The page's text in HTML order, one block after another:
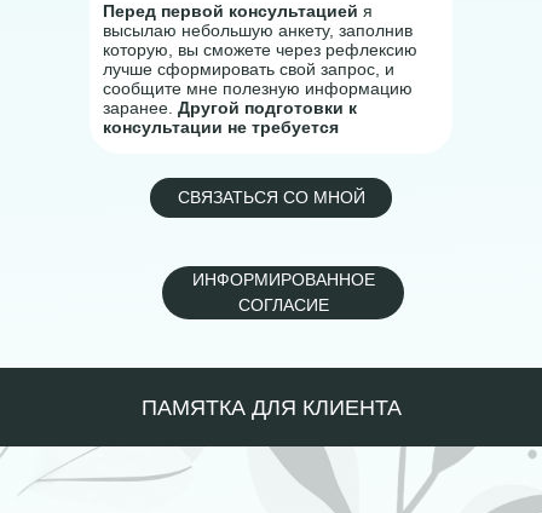
ПАМЯТКА ДЛЯ КЛИЕНТА
СВЯЗАТЬСЯ СО МНОЙ
ИНФОРМИРОВАННОЕ
СОГЛАСИЕ
Перед первой консультацией я
высылаю небольшую анкету, заполнив
которую, вы сможете через рефлексию
лучше сформировать свой запрос, и
сообщите мне полезную информацию
заранее. Другой подготовки к
консультации не требуется